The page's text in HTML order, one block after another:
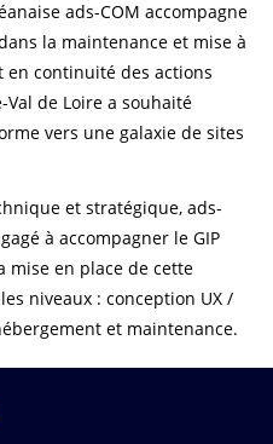
ads-COM accompagne
la maintenance et mise à
en continuité des actions
Val de Loire a souhaité
vers une galaxie de sites
et stratégique, ads-
à accompagner le GIP
mise en place de cette
niveaux : conception UX /
et maintenance.